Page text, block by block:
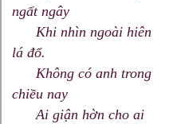
ngất ngây
Khi nhìn ngoài hiên
lá đổ.
Không có anh trong
chiều nay
Ai giận hờn cho ai